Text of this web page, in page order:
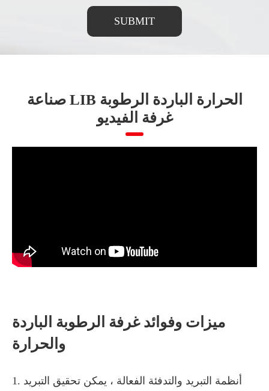
SUBMIT
صناعة LIB الحرارة الباردة الرطوبة
غرفة الفيديو
ميزات وفوائد غرفة الرطوبة الباردة
والحرارة
1. أنظمة التبريد والتدفئة الفعالة ، يمكن تحقيق التبريد